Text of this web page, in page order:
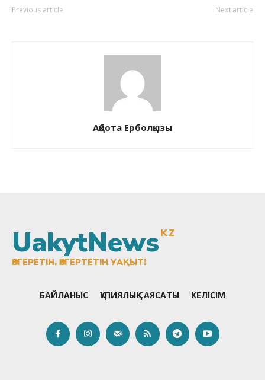
Previous article Next article
Ақбота Ерболқызы
UakytNewsKZ
ӨЗГЕРЕТІН, ӨЗГЕРТЕТІН УАҚЫТ!
БАЙЛАНЫС ҚҰПИЯЛЫҚ САЯСАТЫ КЕЛІСІМ